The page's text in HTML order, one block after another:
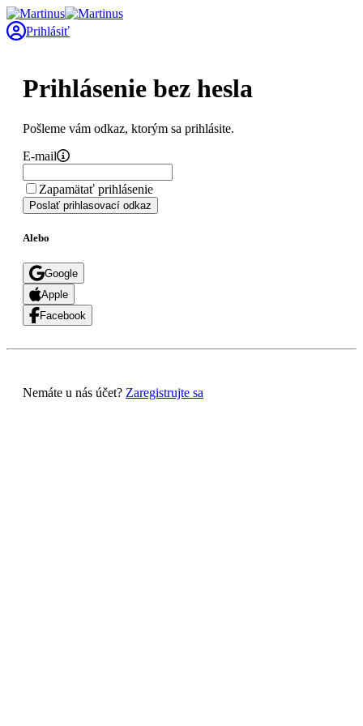
Prihlásiť
Prihlásenie bez hesla
Pošleme vám odkaz, ktorým sa prihlásite.
E-mail
Zapamätať prihlásenie
Poslať prihlasovací odkaz
Alebo
Google
Apple
Facebook
Nemáte u nás účet? Zaregistrujte sa